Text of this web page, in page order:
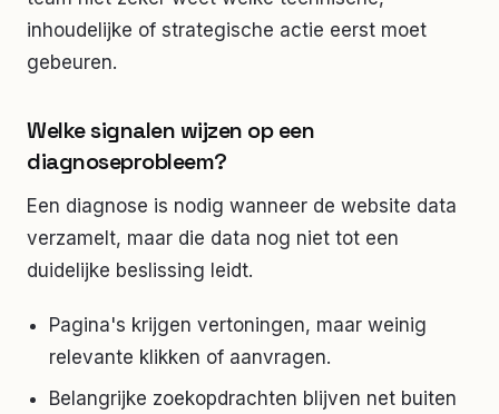
inhoudelijke of strategische actie eerst moet
gebeuren.
Welke signalen wijzen op een
diagnoseprobleem?
Een diagnose is nodig wanneer de website data
verzamelt, maar die data nog niet tot een
duidelijke beslissing leidt.
Pagina's krijgen vertoningen, maar weinig
relevante klikken of aanvragen.
Belangrijke zoekopdrachten blijven net buiten